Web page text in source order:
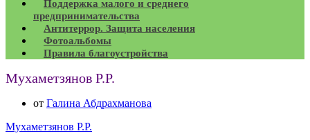
Поддержка малого и среднего
предпринимательства
Антитеррор. Защита населения
Фотоальбомы
Правила благоустройства
Мухаметзянов Р.Р.
от Галина Абдрахманова
Мухаметзянов Р.Р.